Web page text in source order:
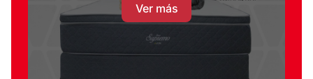
Ver más